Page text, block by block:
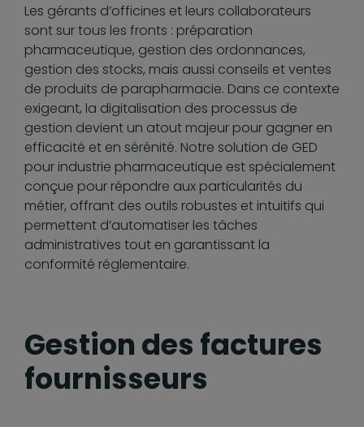
Les gérants d’officines et leurs collaborateurs
sont sur tous les fronts : préparation
pharmaceutique, gestion des ordonnances,
gestion des stocks, mais aussi conseils et ventes
de produits de parapharmacie. Dans ce contexte
exigeant, la digitalisation des processus de
gestion devient un atout majeur pour gagner en
efficacité et en sérénité. Notre solution de GED
pour industrie pharmaceutique est spécialement
conçue pour répondre aux particularités du
métier, offrant des outils robustes et intuitifs qui
permettent d’automatiser les tâches
administratives tout en garantissant la
conformité réglementaire.
Gestion des factures
fournisseurs